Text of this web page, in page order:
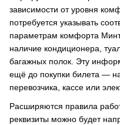
зависимости от уровня
потребуется указывать
параметрам комфорта
наличие кондиционера,
багажных полок. Эту
ещё до покупки билета —
перевозчика, кассе или
Расширяются правила
реквизиты можно будет